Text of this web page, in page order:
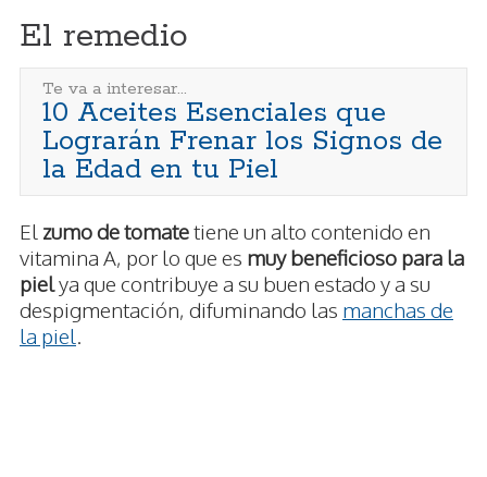
El remedio
Te va a interesar...
10 Aceites Esenciales que
Lograrán Frenar los Signos de
la Edad en tu Piel
El zumo de tomatetiene un alto contenido en
vitamina A, por lo que es muy beneficioso para la
pielya que contribuye a su buen estado y a su
despigmentación, difuminando las manchas de
la piel.